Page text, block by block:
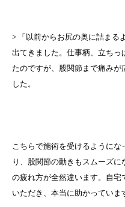
> 「以前からお尻の奥に詰まる
出てきました。仕事柄、立ち
たのですが、股関節まで痛みが
した。
こちらで施術を受けるように
り、股関節の動きもスムーズ
の疲れ方が全然違います。自
いただき、本当に助かっていま